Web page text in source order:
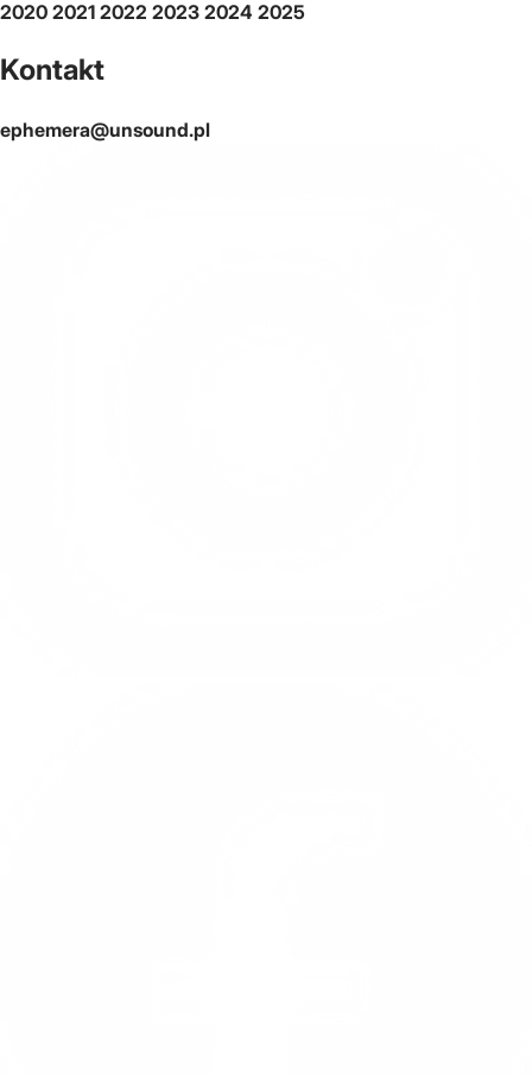
2020 2021 2022 2023 2024 2025
Kontakt
ephemera@unsound.pl